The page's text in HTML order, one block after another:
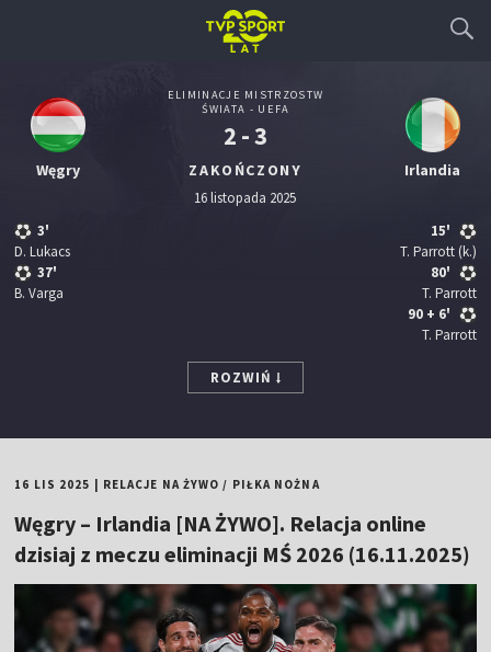
Węgry
3'
D. Lukacs
37'
B. Varga
ELIMINACJE MISTRZOSTW
ŚWIATA - UEFA
2 - 3
ZAKOŃCZONY
16 listopada 2025
Irlandia
15'
T. Parrott (k.)
80'
T. Parrott
90+ 6'
T. Parrott
ROZWIŃ
16 LIS 2025 RELACJE NA ŻYWO / PIŁKA NOŻNA
Węgry – Irlandia [NA ŻYWO]. Relacja online
dzisiaj z meczu eliminacji MŚ 2026 (16.11.2025)